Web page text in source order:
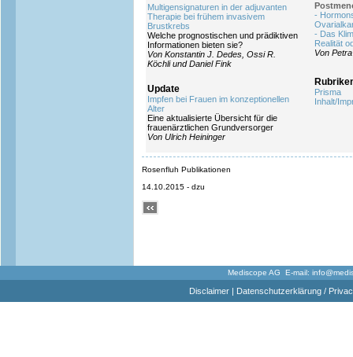
Multigensignaturen in der adjuvanten
Therapie bei frühem invasivem
Brustkrebs
Welche prognostischen und prädiktiven
Informationen bieten sie?
Von Konstantin J. Dedes, Ossi R.
Köchli und Daniel Fink
Update
Impfen bei Frauen im konzeptionellen
Alter
Eine aktualisierte Übersicht für die
frauenärztlichen Grundversorger
Von Ulrich Heininger
-
- Das
Realität
Von
Prisma
Inhalt/
Rosenfluh Publikationen
14.10.2015 - dzu
Mediscope AG E-mail:
Disclaimer| Datenschutzerklärung /